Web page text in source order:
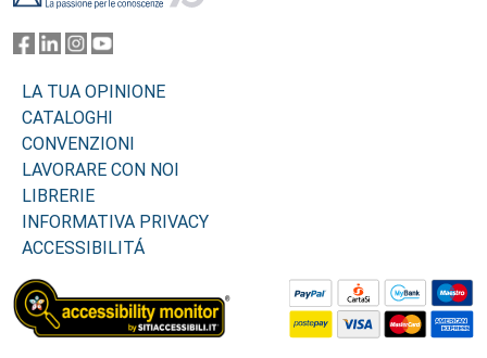
LA TUA OPINIONE
CATALOGHI
CONVENZIONI
LAVORARE CON NOI
LIBRERIE
INFORMATIVA PRIVACY
ACCESSIBILITÁ